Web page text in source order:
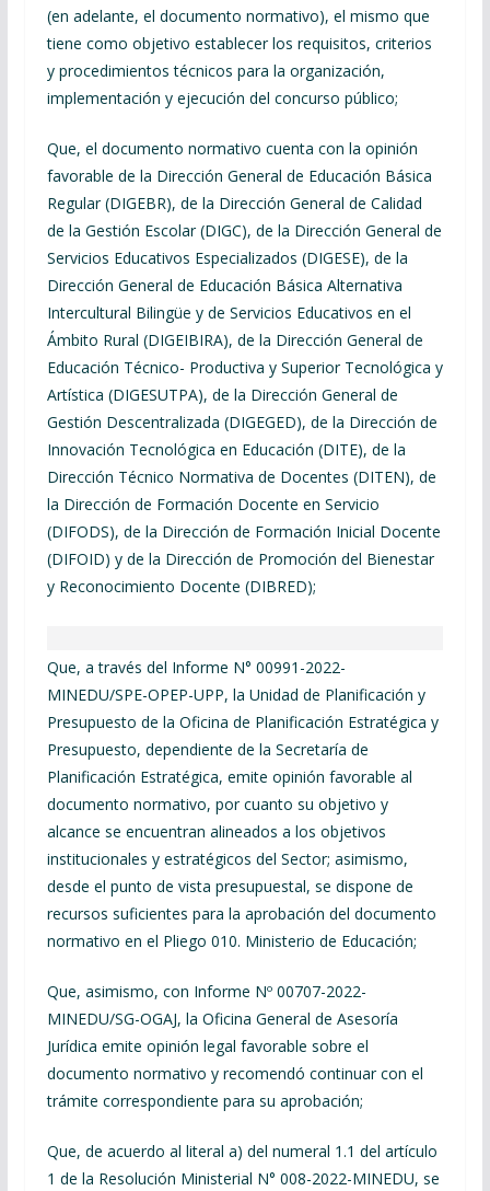
(en adelante, el documento normativo), el mismo que
tiene como objetivo establecer los requisitos, criterios
y procedimientos técnicos para la organización,
implementación y ejecución del concurso público;
Que, el documento normativo cuenta con la opinión
favorable de la Dirección General de Educación Básica
Regular (DIGEBR), de la Dirección General de Calidad
de la Gestión Escolar (DIGC), de la Dirección General de
Servicios Educativos Especializados (DIGESE), de la
Dirección General de Educación Básica Alternativa
Intercultural Bilingüe y de Servicios Educativos en el
Ámbito Rural (DIGEIBIRA), de la Dirección General de
Educación Técnico- Productiva y Superior Tecnológica y
Artística (DIGESUTPA), de la Dirección General de
Gestión Descentralizada (DIGEGED), de la Dirección de
Innovación Tecnológica en Educación (DITE), de la
Dirección Técnico Normativa de Docentes (DITEN), de
la Dirección de Formación Docente en Servicio
(DIFODS), de la Dirección de Formación Inicial Docente
(DIFOID) y de la Dirección de Promoción del Bienestar
y Reconocimiento Docente (DIBRED);
Que, a través del Informe N° 00991-2022-
MINEDU/SPE-OPEP-UPP, la Unidad de Planificación y
Presupuesto de la Oficina de Planificación Estratégica y
Presupuesto, dependiente de la Secretaría de
Planificación Estratégica, emite opinión favorable al
documento normativo, por cuanto su objetivo y
alcance se encuentran alineados a los objetivos
institucionales y estratégicos del Sector; asimismo,
desde el punto de vista presupuestal, se dispone de
recursos suficientes para la aprobación del documento
normativo en el Pliego 010. Ministerio de Educación;
Que, asimismo, con Informe Nº 00707-2022-
MINEDU/SG-OGAJ, la Oficina General de Asesoría
Jurídica emite opinión legal favorable sobre el
documento normativo y recomendó continuar con el
trámite correspondiente para su aprobación;
Que, de acuerdo al literal a) del numeral 1.1 del artículo
1 de la Resolución Ministerial N° 008-2022-MINEDU, se